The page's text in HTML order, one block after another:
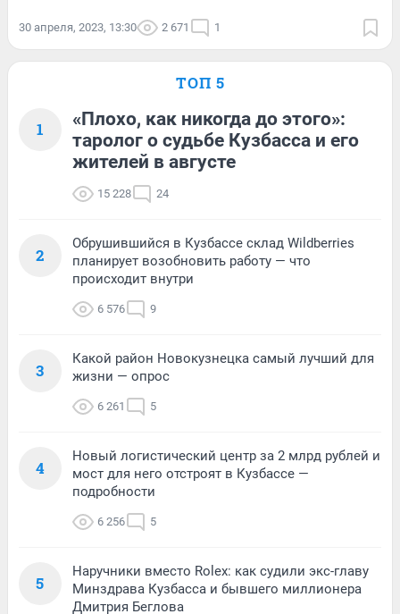
30 апреля, 2023, 13:30 2 671 1
ТОП 5
1
«Плохо, как никогда до этого»:
таролог о судьбе Кузбасса и его
жителей в августе
15 228 24
2
Обрушившийся в Кузбассе склад Wildberries
планирует возобновить работу — что
происходит внутри
6 576 9
3
Какой район Новокузнецка самый лучший для
жизни — опрос
6 261 5
4
Новый логистический центр за 2 млрд рублей и
мост для него отстроят в Кузбассе —
подробности
6 256 5
5
Наручники вместо Rolex: как судили экс-главу
Минздрава Кузбасса и бывшего миллионера
Дмитрия Беглова